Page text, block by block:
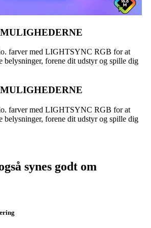
farver med LIGHTSYNC RGB for at
belysninger, forene dit udstyr og spille dig
farver med LIGHTSYNC RGB for at
belysninger, forene dit udstyr og spille dig
synes godt om